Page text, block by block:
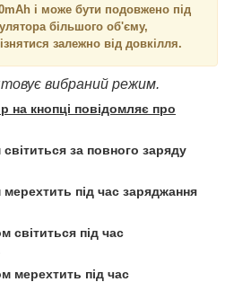
і може бути подовжено під
більшого об'єму,
залежно від довкілля.
вибраний режим.
на кнопці повідомляє про
за повного заряду
під час заряджання
світиться під час
мерехтить під час